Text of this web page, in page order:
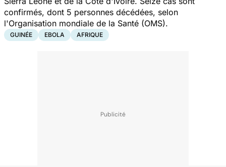
confirmés, dont 5 personnes décédées, selon
l'Organisation mondiale de la Santé (OMS).
GUINÉE EBOLA AFRIQUE